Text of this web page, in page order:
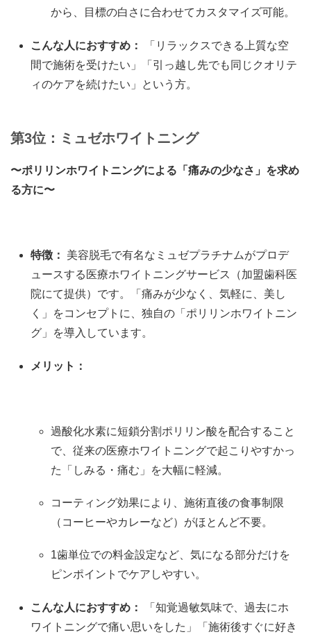
から、目標の白さに合わせてカスタマイズ可能。
こんな人におすすめ：
「リラックスできる上質な空
間で施術を受けたい」「引っ越し先でも同じクオリテ
ィのケアを続けたい」という方。
第3位：ミュゼホワイトニング
〜ポリリンホワイトニングによる「痛みの少なさ」を求め
る方に〜
特徴：
美容脱毛で有名なミュゼプラチナムがプロデ
ュースする医療ホワイトニングサービス（加盟歯科医
院にて提供）です。「痛みが少なく、気軽に、美し
く」をコンセプトに、独自の「ポリリンホワイトニン
グ」を導入しています。
メリット：
過酸化水素に短鎖分割ポリリン酸を配合すること
で、従来の医療ホワイトニングで起こりやすかっ
た「しみる・痛む」を大幅に軽減。
コーティング効果により、施術直後の食事制限
（コーヒーやカレーなど）がほとんど不要。
1歯単位での料金設定など、気になる部分だけを
ピンポイントでケアしやすい。
こんな人におすすめ：
「知覚過敏気味で、過去にホ
ワイトニングで痛い思いをした」「施術後すぐに好き